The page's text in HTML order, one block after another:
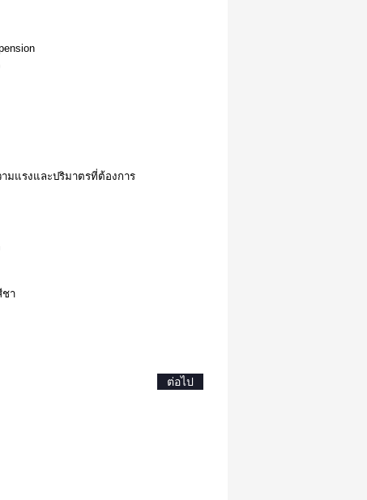
มแรงและปริมาตรที่ต้องการ
ชา
ต่อไป